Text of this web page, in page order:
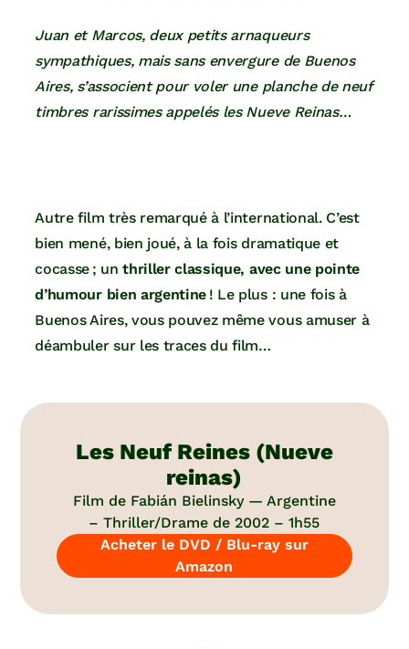
Juan et Marcos, deux petits arnaqueurs
sympathiques, mais sans envergure de Buenos
Aires, s’associent pour voler une planche de neuf
timbres rarissimes appelés les Nueve Reinas…
Autre film très remarqué à l’international. C’est
bien mené, bien joué, à la fois dramatique et
cocasse ; unthriller classique, avec une pointe
d’humour bien argentine ! Le plus : une fois à
Buenos Aires, vous pouvez même vous amuser à
déambuler sur les traces du film…
Les Neuf Reines (Nueve
reinas)
Film de Fabián Bielinsky — Argentine
– Thriller/Drame de 2002 – 1h55
Acheter le DVD / Blu-ray sur
Amazon